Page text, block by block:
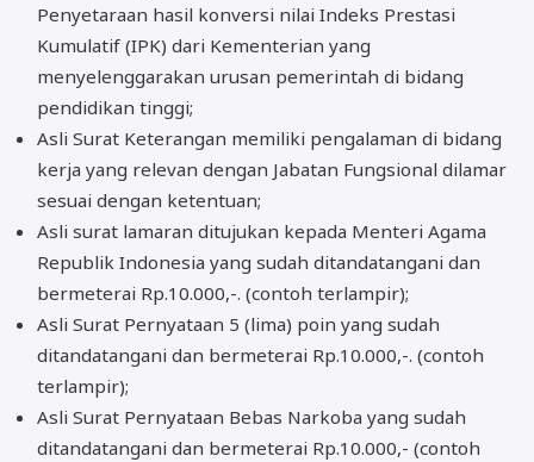
Penyetaraan hasil konversi nilai Indeks Prestasi
Kumulatif (IPK) dari Kementerian yang
menyelenggarakan urusan pemerintah di bidang
pendidikan tinggi;
Asli Surat Keterangan memiliki pengalaman di bidang
kerja yang relevan dengan Jabatan Fungsional dilamar
sesuai dengan ketentuan;
Asli surat lamaran ditujukan kepada Menteri Agama
Republik Indonesia yang sudah ditandatangani dan
bermeterai Rp.10.000,-. (contoh terlampir);
Asli Surat Pernyataan 5 (lima) poin yang sudah
ditandatangani dan bermeterai Rp.10.000,-. (contoh
terlampir);
Asli Surat Pernyataan Bebas Narkoba yang sudah
ditandatangani dan bermeterai Rp.10.000,- (contoh